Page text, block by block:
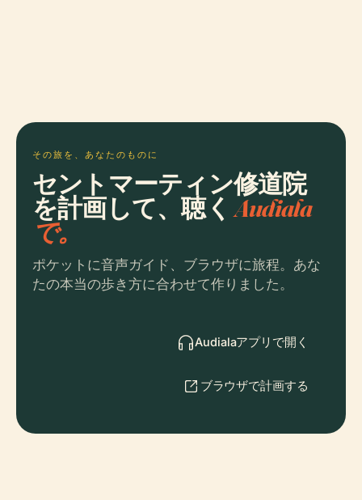
その旅を、あなたのものに
セントマーティン修道院
を計画して、聴くAudiala
で。
ポケットに音声ガイド、ブラウザに旅程。あな
たの本当の歩き方に合わせて作りました。
Audialaアプリで開く
ブラウザで計画する